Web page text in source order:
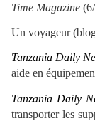
Time Magazine
Un voyageur
Tanzania Daily
aide en
Tanzania Daily
transporter les